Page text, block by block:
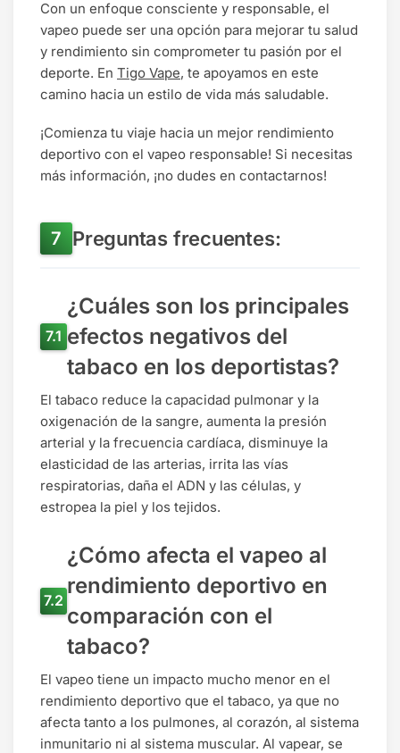
Con un enfoque consciente y responsable, el
vapeo puede ser una opción para mejorar tu salud
y rendimiento sin comprometer tu pasión por el
deporte. En Tigo Vape, te apoyamos en este
camino hacia un estilo de vida más saludable.
¡Comienza tu viaje hacia un mejor rendimiento
deportivo con el vapeo responsable! Si necesitas
más información, ¡no dudes en contactarnos!
Preguntas frecuentes:
¿Cuáles son los principales
efectos negativos del
tabaco en los deportistas?
El tabaco reduce la capacidad pulmonar y la
oxigenación de la sangre, aumenta la presión
arterial y la frecuencia cardíaca, disminuye la
elasticidad de las arterias, irrita las vías
respiratorias, daña el ADN y las células, y
estropea la piel y los tejidos.
¿Cómo afecta el vapeo al
rendimiento deportivo en
comparación con el
tabaco?
El vapeo tiene un impacto mucho menor en el
rendimiento deportivo que el tabaco, ya que no
afecta tanto a los pulmones, al corazón, al sistema
inmunitario ni al sistema muscular. Al vapear, se